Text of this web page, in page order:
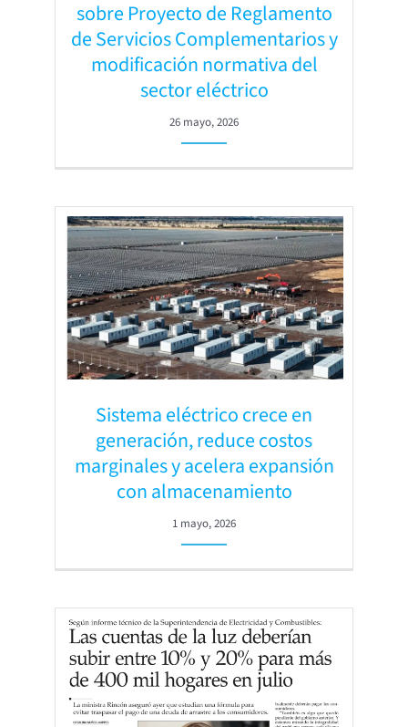
sobre Proyecto de Reglamento
de Servicios Complementarios y
modificación normativa del
sector eléctrico
26 mayo, 2026
Sistema eléctrico crece en
generación, reduce costos
marginales y acelera expansión
con almacenamiento
1 mayo, 2026